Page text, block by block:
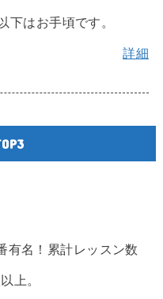
下はお手頃です。
詳細
有名！累計レッスン数
上。